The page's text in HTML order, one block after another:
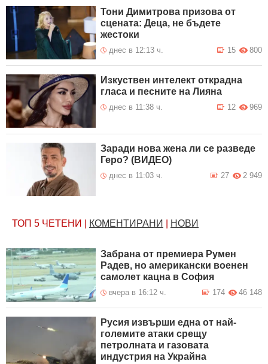
Тони Димитрова призова от
сцената: Деца, не бъдете
жестоки
днес в 12:13 ч. 800
15
Изкуствен интелект открадна
гласа и песните на Лияна
днес в 11:38 ч. 969
12
Заради нова жена ли се разведе
Геро? (ВИДЕО)
днес в 11:03 ч. 2 949
27
ТОП 5 ЧЕТЕНИ КОМЕНТИРАНИ НОВИ
Забрана от премиера Румен
Радев, но американски военен
самолет кацна в София
вчера в 16:12 ч. 46 148
174
Русия извърши една от най-
големите атаки срещу
петролната и газовата
индустрия на Украйна